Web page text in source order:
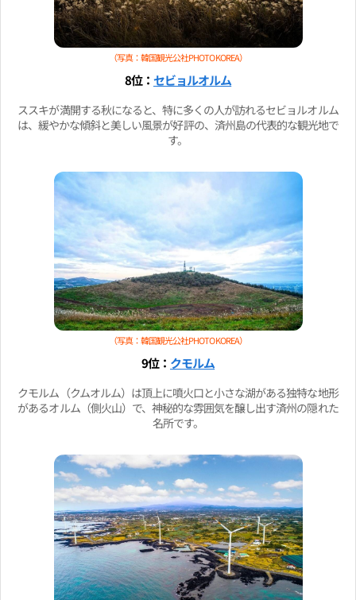
（写真：韓国観光公社PHOTO KOREA）
8位： セビョルオルム
ススキが満開する秋になると、特に多くの人が訪れるセビョルオルム
は、緩やかな傾斜と美しい風景が好評の、済州島の代表的な観光地で
す。
（写真：韓国観光公社PHOTO KOREA）
9位： クモルム
クモルム（クムオルム）は頂上に噴火口と小さな湖がある独特な地形
があるオルム（側火山）で、神秘的な雰囲気を醸し出す済州の隠れた
名所です。